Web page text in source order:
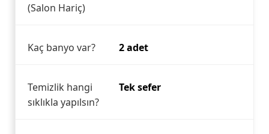
(Salon Hariç)
Kaç banyo var? 2 adet
Temizlik hangi
sıklıkla yapılsın?
Tek sefer